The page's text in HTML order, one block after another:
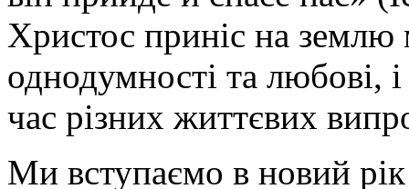
Христос приніс на
однодумності та любові,
час різних життєвих
Ми вступаємо в новий